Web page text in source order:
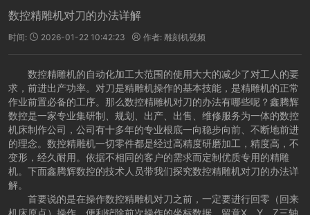
数控精雕机对刀的办法详解
时间:  2026-01-22 10:42:23  作者: 雕刻机视频
数控精雕机的自动化加工大范围的使用大大的减少了对工人的要
求，前进出产功率。对刀是精雕机操作的基本技能，是精雕机的正常
作业前置必备的工序。那么数控精雕机对刀的办法有哪些呢？鑫腾辉
数控是一家专业集研制、规划、出产、出售、维修服务为一体的数控
机床制作公司，公司有十多年的专业根底一向稳步向前、不断地前进
的理念。数控精雕机一切零件都是经过高精度研磨加工，精度高，不
变形，经久耐用。依据不相同的客户的需求而定制优质专用的精雕
机。下面鑫腾辉数控的技术人员带我们探究数控精雕机对刀的办法详
解。
首要说的是在操作数控精雕机对刀之前，一定要进行回零（回来
机床原点）操作，便利铲除前次操作的坐标数据。留意X、Y、Z三轴